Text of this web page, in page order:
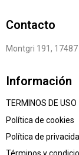
Contacto
Montgri 191,
Información
TERMINOS DE USO
Política de cookies
Política de